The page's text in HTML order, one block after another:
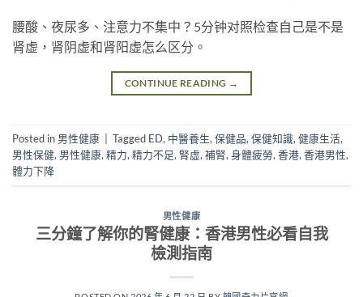
腰酸、夜尿多、注意力不集中？5分钟对照检查自己是不是
肾虚，肾阴虚和肾阳虚怎么区分。
CONTINUE READING →
Posted in 男性健康 Tagged ED, 中醫養生, 保健品, 保健知識, 健康生活,
男性保健, 男性健康, 精力, 精力不足, 腎虛, 補腎, 身體疲勞, 香港, 香港男性,
體力下降
男性健康
三分鐘了解你的腎健康：香港男性必看自我
檢測指南